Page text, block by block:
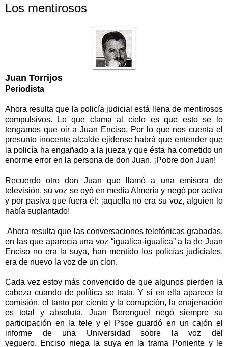
Los mentirosos
Juan Torrijos
Periodista
Ahora resulta que la policía judicial está llena de mentirosos
compulsivos. Lo que clama al cielo es que esto se lo
tengamos que oir a Juan Enciso. Por lo que nos cuenta el
presunto inocente alcalde ejidense habrá que entender que
la policía ha engañado a la jueza y que ésta ha cometido un
enorme error en la persona de don Juan. ¡Pobre don Juan!
Recuerdo otro don Juan que llamó a una emisora de
televisión, su voz se oyó en media Almería y negó por activa
y por pasiva que fuera él: ¡aquella no era su voz, alguien lo
había suplantado!
Ahora resulta que las conversaciones telefónicas grabadas,
en las que aparecía una voz “igualica-igualica” a la de Juan
Enciso no era la suya, han mentido los policías judiciales,
era de nuevo la voz de un clon.
Cada vez estoy más convencido de que algunos pierden la
cabeza cuando de política se trata. Y si en ella aparece la
comisión, el tanto por ciento y la corrupción, la enajenación
es total y absoluta. Juan Berenguel negó siempre su
participación en la tele y el Psoe guardó en un cajón el
informe de una Universidad sobre la voz del
veguero. Enciso niega la suya en la trama Poniente y le